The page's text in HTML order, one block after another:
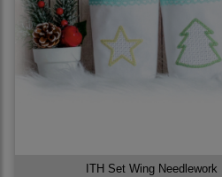
ITH Set Wing